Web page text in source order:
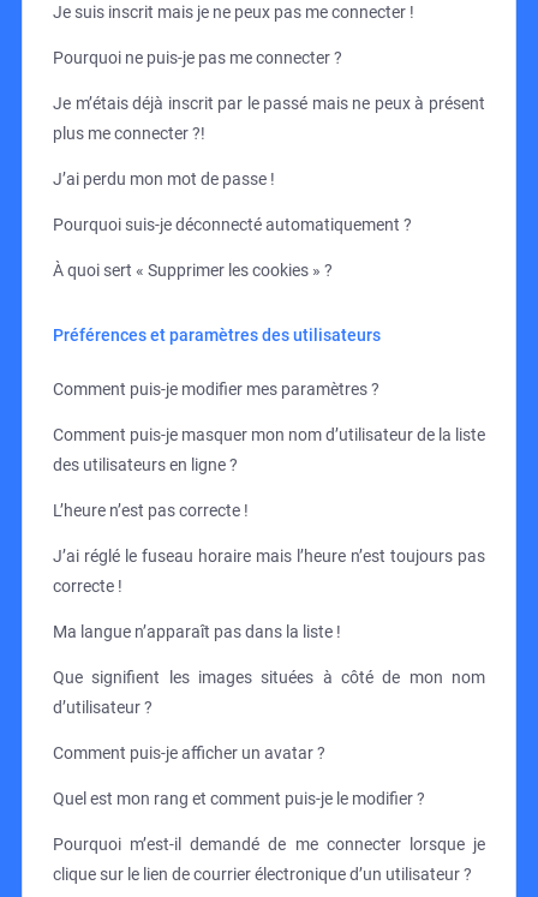
Je suis inscrit mais je ne peux pas me connecter !
Pourquoi ne puis-je pas me connecter ?
Je m’étais déjà inscrit par le passé mais ne peux à présent
plus me connecter ?!
J’ai perdu mon mot de passe !
Pourquoi suis-je déconnecté automatiquement ?
À quoi sert « Supprimer les cookies » ?
Préférences et paramètres des utilisateurs
Comment puis-je modifier mes paramètres ?
Comment puis-je masquer mon nom d’utilisateur de la liste
des utilisateurs en ligne ?
L’heure n’est pas correcte !
J’ai réglé le fuseau horaire mais l’heure n’est toujours pas
correcte !
Ma langue n’apparaît pas dans la liste !
Que signifient les images situées à côté de mon nom
d’utilisateur ?
Comment puis-je afficher un avatar ?
Quel est mon rang et comment puis-je le modifier ?
Pourquoi m’est-il demandé de me connecter lorsque je
clique sur le lien de courrier électronique d’un utilisateur ?